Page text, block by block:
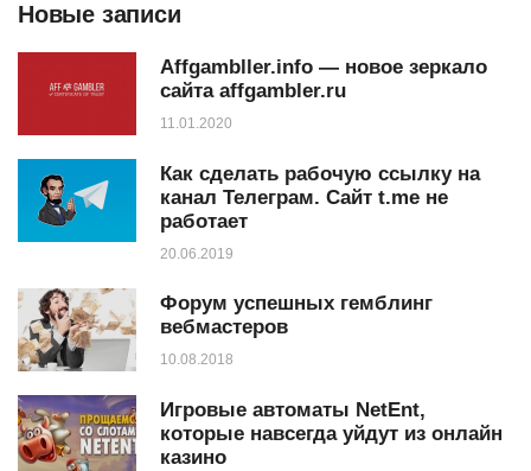
Новые записи
Affgambller.info — новое зеркало
сайта affgambler.ru
11.01.2020
Как сделать рабочую ссылку на
канал Телеграм. Сайт t.me не
работает
20.06.2019
Форум успешных гемблинг
вебмастеров
10.08.2018
Игровые автоматы NetEnt,
которые навсегда уйдут из онлайн
казино